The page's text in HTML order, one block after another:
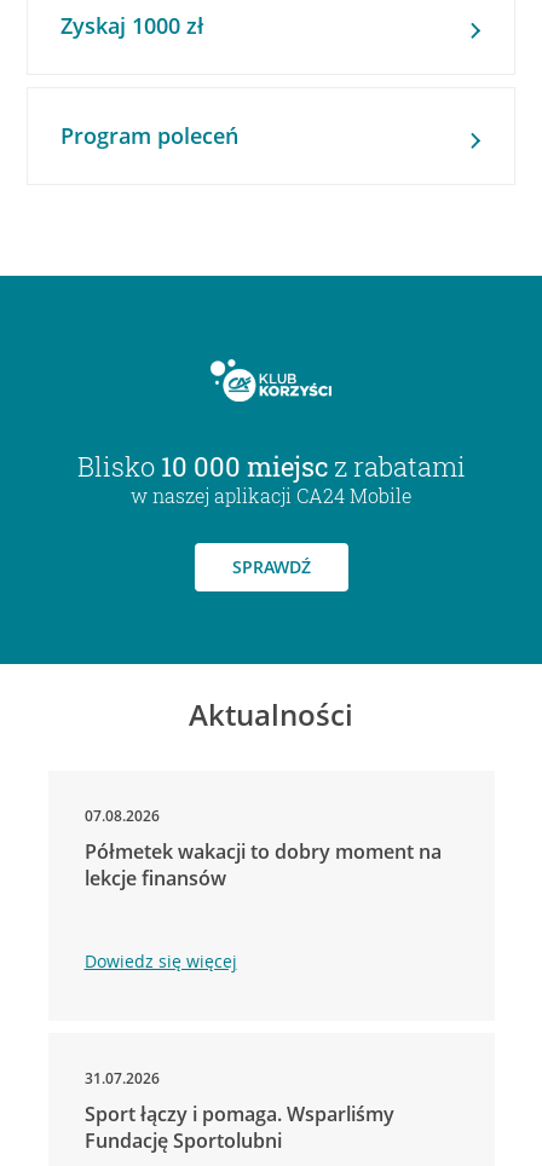
Zyskaj 1000 zł
Program poleceń
Blisko 10 000 miejsc z rabatami
w naszej aplikacji CA24 Mobile
SPRAWDŹ
Aktualności
07.08.2026
Półmetek wakacji to dobry moment na
lekcje finansów
Dowiedz się więcej
31.07.2026
Sport łączy i pomaga. Wsparliśmy
Fundację Sportolubni